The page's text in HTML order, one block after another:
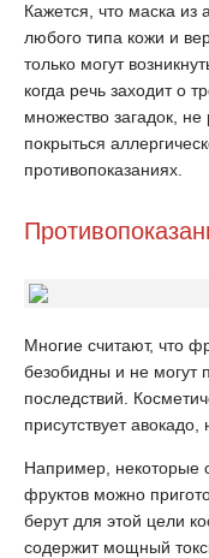
Кажется, что маска из
любого типа кожи и
только могут
когда речь заходит о
множество загадок,
покрыться
противопоказаниях.
Многие считают, что
безобидны и не могут
последствий.
присутствует авокадо,
Например, некоторые
фруктов можно
берут для этой цели
содержит мощный